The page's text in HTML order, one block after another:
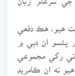
هيو. هڪ دفعي
پئسو ان دٻي ۾
تي رکي مجموعي
ته ان ڪامريڊ